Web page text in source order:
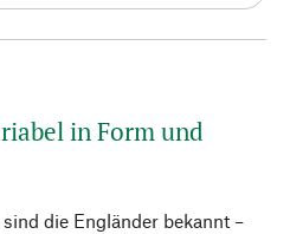
in Form und
die Engländer bekannt –